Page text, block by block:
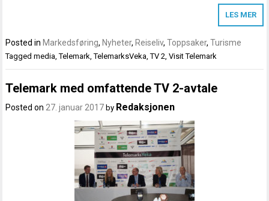
LES MER
Posted in Markedsføring, Nyheter, Reiseliv,Toppsaker,Turisme
Taggedmedia,Telemark,TelemarksVeka,TV 2,Visit Telemark
Telemark med omfattende TV 2-avtale
Posted on 27. januar 2017 by Redaksjonen